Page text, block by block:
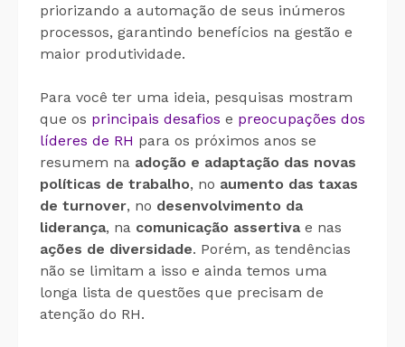
priorizando a automação de seus inúmeros
processos, garantindo benefícios na gestão e
maior produtividade.
Para você ter uma ideia, pesquisas mostram
que os principais desafios e preocupações dos
líderes de RH para os próximos anos se
resumem na adoção e adaptação das novas
políticas de trabalho, no aumento das taxas
de turnover, no desenvolvimento da
liderança, na comunicação assertiva e nas
ações de diversidade. Porém, as tendências
não se limitam a isso e ainda temos uma
longa lista de questões que precisam de
atenção do RH.